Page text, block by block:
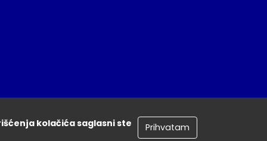
kolačića saglasni ste
Prihvatam